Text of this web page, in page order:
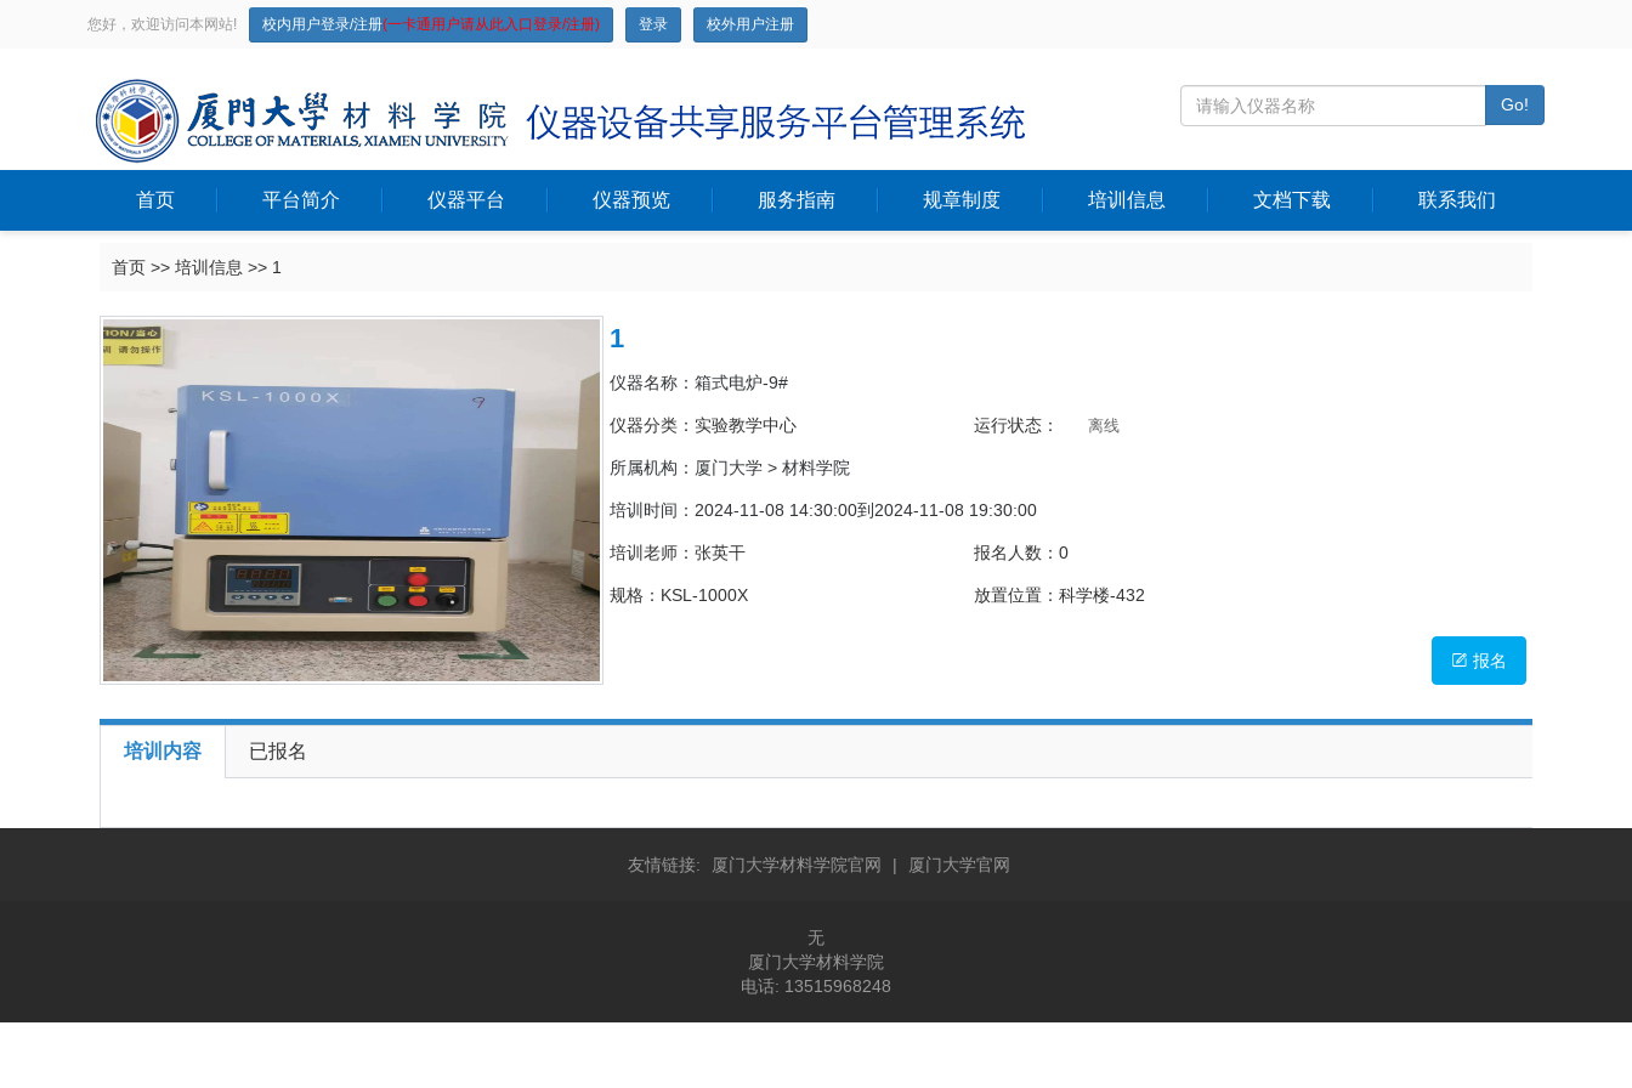
您好，欢迎访问本网站! 校内用户登录/注册(一卡通用户请从此入口登录/注册) 登录 校外用户注册
Go!
首页 平台简介 仪器平台 仪器预览 服务指南 规章制度 培训信息 文档下载 联系我们
首页 >> 培训信息 >> 1
1
仪器名称：箱式电炉-9#
仪器分类：实验教学中心 运行状态： 离线
所属机构： 厦门大学 > 材料学院
培训时间：2024-11-08 14:30:00到2024-11-08 19:30:00
培训老师：张英干 报名人数：0
规格：KSL-1000X 放置位置：科学楼-432
 报名
培训内容 已报名
友情链接: 厦门大学材料学院官网 | 厦门大学官网
无
厦门大学材料学院
电话: 13515968248